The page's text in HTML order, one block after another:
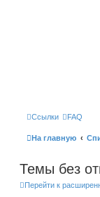
Ссылки FAQ
На главную
Темы без
Перейти к